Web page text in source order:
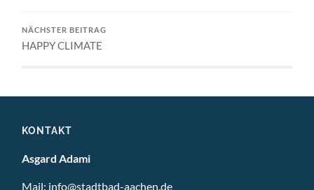
NÄCHSTER BEITRAG
HAPPY CLIMATE
KONTAKT
Asgard Adami
Mail: info@stadtbad-aachen.de